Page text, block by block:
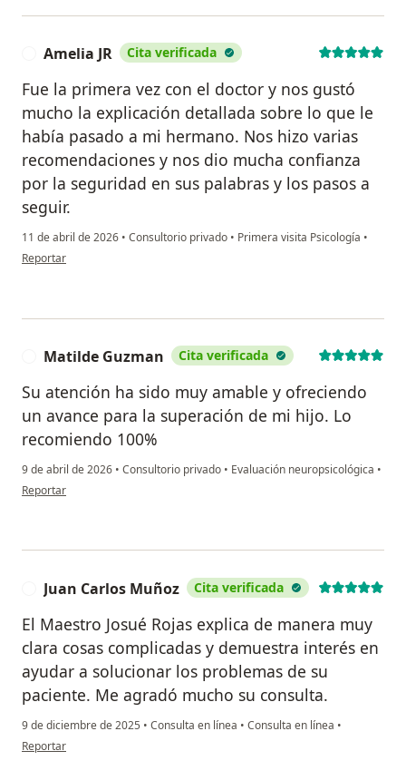
Amelia JR Cita verificada
Fue la primera vez con el doctor y nos gustó
mucho la explicación detallada sobre lo que le
había pasado a mi hermano. Nos hizo varias
recomendaciones y nos dio mucha confianza
por la seguridad en sus palabras y los pasos a
seguir.
11 de abril de 2026 • Consultorio privado • Primera visita Psicología •
en opinión del usuario Amelia JR
Reportar
Matilde Guzman Cita verificada
Su atención ha sido muy amable y ofreciendo
un avance para la superación de mi hijo. Lo
recomiendo 100%
9 de abril de 2026 • Consultorio privado • Evaluación neuropsicológica •
en opinión del usuario Matilde Guzman
Reportar
Juan Carlos Muñoz Cita verificada
El Maestro Josué Rojas explica de manera muy
clara cosas complicadas y demuestra interés en
ayudar a solucionar los problemas de su
paciente. Me agradó mucho su consulta.
9 de diciembre de 2025 • Consulta en línea • Consulta en línea •
en opinión del usuario Juan Carlos Muñoz
Reportar